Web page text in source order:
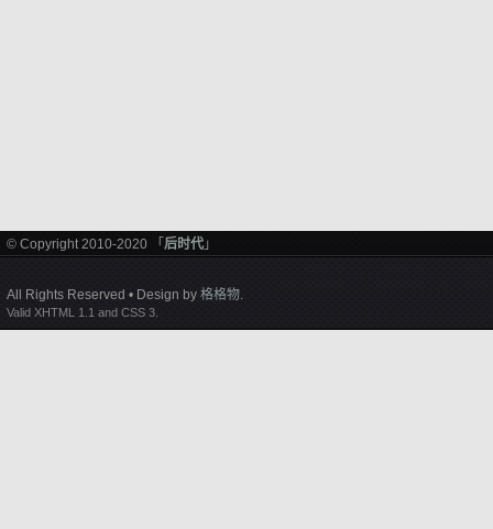
© Copyright 2010-2020 「 后时代 」
All Rights Reserved • Design by 格格物.
Valid XHTML 1.1 and CSS 3.